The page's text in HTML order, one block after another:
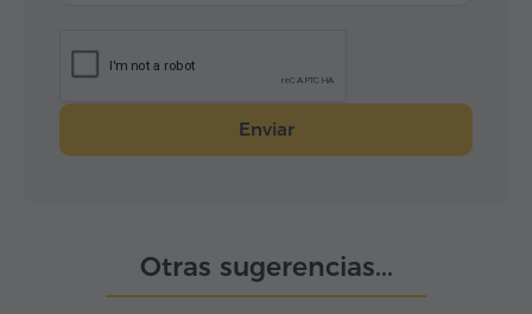
Enviar
Otras sugerencias...